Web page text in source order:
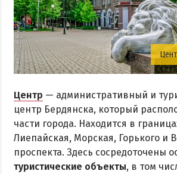
Центр — административный и
центр Бердянска, который
части города. Находится в
Лиепайская, Морская, Горького и
проспекта. Здесь сосредоточены
туристические объекты, в том